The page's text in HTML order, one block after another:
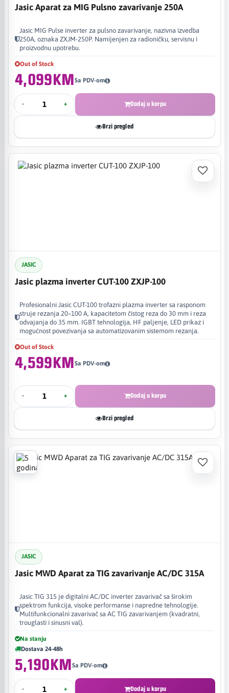
Jasic Aparat za MIG Pulsno zavarivanje 250A
Jasic MIG Pulse inverter za pulsno zavarivanje, nazivna izvedba
250A, oznaka ZXJM-250P. Namijenjen za radioničku, servisnu i
proizvodnu upotrebu.
Out of Stock
4,099KMSa PDV-om
- + Dodaj u korpu
Brzi pregled
JASIC
Jasic plazma inverter CUT-100 ZXJP-100
Profesionalni Jasic CUT-100 trofazni plazma inverter sa rasponom
struje rezanja 20–100 A, kapacitetom čistog reza do 30 mm i reza
odvajanja do 35 mm. IGBT tehnologija, HF paljenje, LED prikaz i
mogućnost povezivanja sa automatizovanim sistemom rezanja.
Out of Stock
4,599KMSa PDV-om
- + Dodaj u korpu
Brzi pregled
JASIC
Jasic MWD Aparat za TIG zavarivanje AC/DC 315A
Jasic TIG 315 je digitalni AC/DC inverter zavarivač sa širokim
spektrom funkcija, visoke performanse i napredne tehnologije.
Multifunkcionalni zavarivač sa AC TIG zavarivanjem (kvadratni,
trouglasti i sinusni val).
Na stanju
Dostava 24-48h
5,190KMSa PDV-om
- + Dodaj u korpu